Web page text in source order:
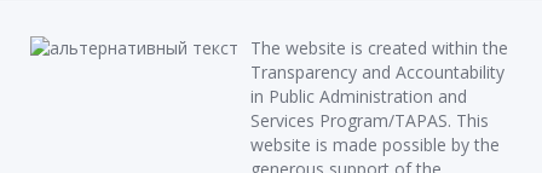
The website is created within the
Transparency and Accountability
in Public Administration and
Services Program/TAPAS. This
website is made possible by the